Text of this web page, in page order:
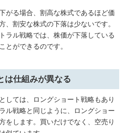
がる場合、割高な株式であるほど価
、割安な株式の下落は少ないです。
ラル戦略では、株価が下落している
とができるのです。
は仕組みが異なる
しては、ロングショート戦略もあり
ル戦略と同じように、ロングショー
をします。買いだけでなく、空売り